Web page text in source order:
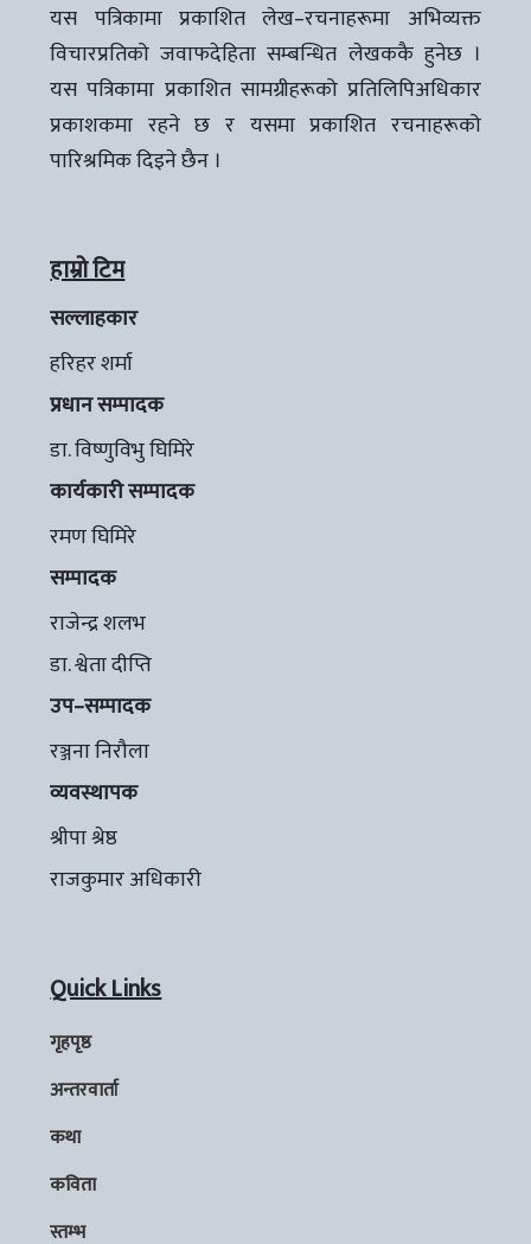
यस पत्रिकामा प्रकाशित लेख–रचनाहरूमा अभिव्यक्त
विचारप्रतिको जवाफदेहिता सम्बन्धित लेखककै हुनेछ ।
यस पत्रिकामा प्रकाशित सामग्रीहरूको प्रतिलिपिअधिकार
प्रकाशकमा रहने छ र यसमा प्रकाशित रचनाहरूको
पारिश्रमिक दिइने छैन ।
हाम्रो टिम
सल्लाहकार
हरिहर शर्मा
प्रधान सम्पादक
डा. विष्णुविभु घिमिरे
कार्यकारी सम्पादक
रमण घिमिरे
सम्पादक
राजेन्द्र शलभ
डा. श्वेता दीप्ति
उप–सम्पादक
रञ्जना निरौला
व्यवस्थापक
श्रीपा श्रेष्ठ
राजकुमार अधिकारी
Quick Links
गृहपृष्ठ
अन्तरवार्ता
कथा
कविता
स्तम्भ